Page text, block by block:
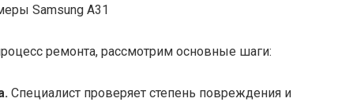
Samsung A31
ремонта, рассмотрим основные шаги:
Специалист проверяет степень повреждения и